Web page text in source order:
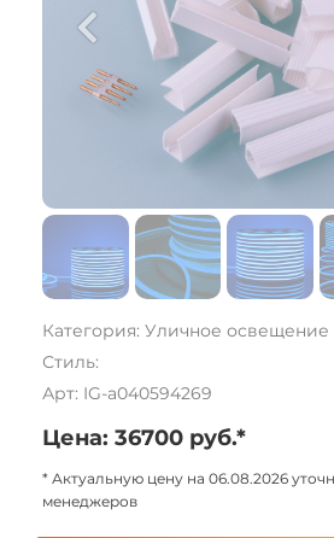
Категория: Уличное освещение
Стиль:
Арт: IG-a040594269
Цена: 36700 руб.*
* Актуальную цену на 06.08.2026
менеджеров